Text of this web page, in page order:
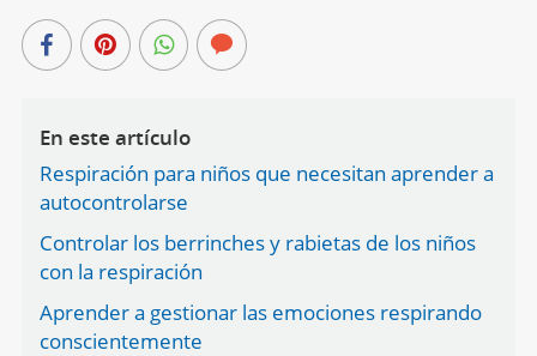
En este artículo
Respiración para niños que necesitan aprender a
autocontrolarse
Controlar los berrinches y rabietas de los niños
con la respiración
Aprender a gestionar las emociones respirando
conscientemente